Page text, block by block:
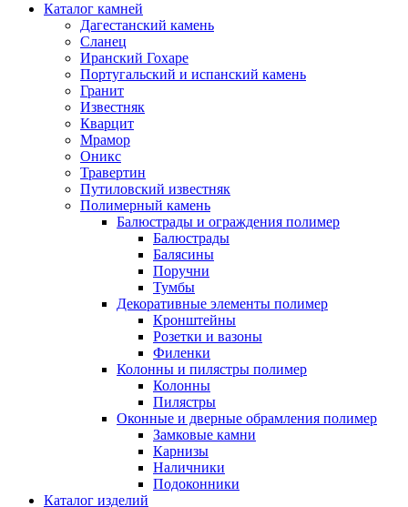
Каталог камней
Дагестанский камень
Сланец
Иранский Гохаре
Португальский и испанский камень
Гранит
Известняк
Кварцит
Мрамор
Оникс
Травертин
Путиловский известняк
Полимерный камень
Балюстрады и ограждения полимер
Балюстрады
Балясины
Поручни
Тумбы
Декоративные элементы полимер
Кронштейны
Розетки и вазоны
Филенки
Колонны и пилястры полимер
Колонны
Пилястры
Оконные и дверные обрамления полимер
Замковые камни
Карнизы
Наличники
Подоконники
Каталог изделий